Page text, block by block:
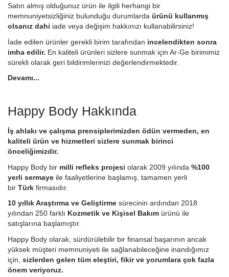
Satın almış olduğunuz ürün ile ilgili herhangi bir
memnuniyetsizliğiniz bulunduğu durumlarda ürünü kullanmış
olsanız dahi iade veya değişim hakkınızı kullanabilirsiniz!
İade edilen ürünler gerekli birim tarafından incelendikten sonra
imha edilir. En kaliteli ürünleri sizlere sunmak için Ar-Ge birimimiz
sürekli olarak geri bildirimlerinizi değerlendirmektedir.
Devamı...
Happy Body Hakkında
İş ahlakı ve çalışma prensiplerimizden ödün vermeden, en
kaliteli ürün ve hizmetleri sizlere sunmak birinci
önceliğimizdir.
Happy Body bir milli refleks projesi olarak 2009 yılında %100
yerli sermaye ile faaliyetlerine başlamış, tamamen yerli
bir Türk firmasıdır.
10 yıllık Araştırma ve Geliştirme sürecinin ardından 2018
yılından 250 farklı Kozmetik ve Kişisel Bakım ürünü ile
satışlarına başlamıştır.
Happy Body olarak, sürdürülebilir bir finansal başarının ancak
yüksek müşteri memnuniyeti ile sağlanabileceğine inandığımız
için, sizlerden gelen tüm eleştiri, fikir ve yorumlara çok fazla
önem veriyoruz.